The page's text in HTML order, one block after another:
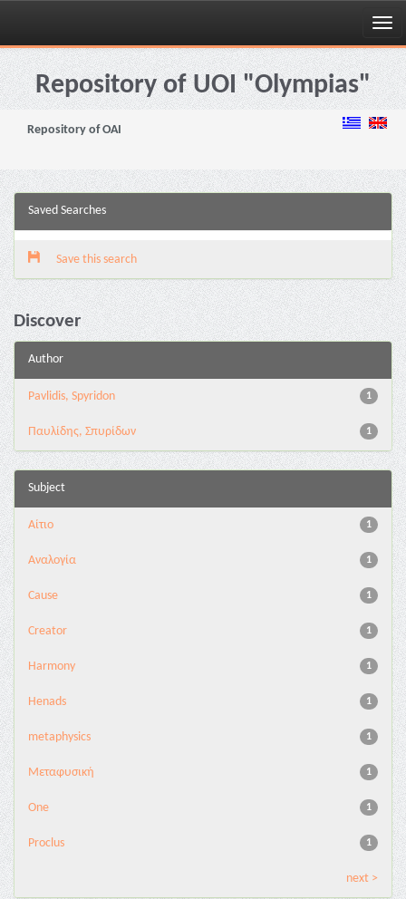
Skip
navigationRepository of UOI "Olympias"
Repository of OAI
Saved Searches
Save this search
Discover
Author
1
Pavlidis, Spyridon
1
Παυλίδης, Σπυρίδων
Subject
1
Aίτιο
1
Aναλογία
1
Cause
1
Creator
1
Harmony
1
Henads
1
metaphysics
1
Mεταφυσική
1
One
1
Proclus
next >